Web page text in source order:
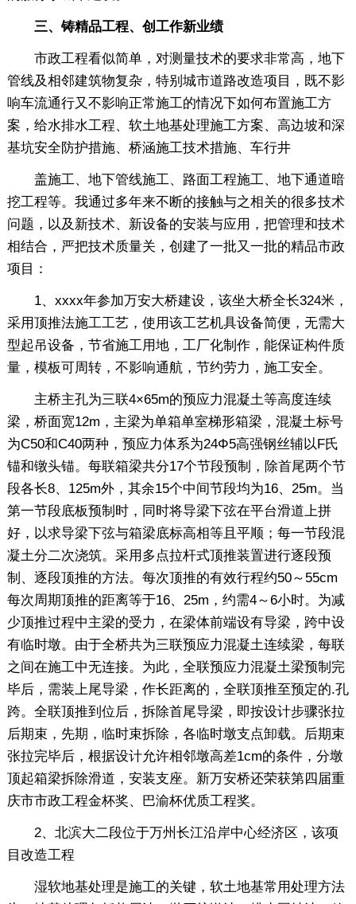
三、铸精品工程、创工作新业绩
市政工程看似简单，对测量技术的要求非常高，地下
管线及相邻建筑物复杂，特别城市道路改造项目，既不影
响车流通行又不影响正常施工的情况下如何布置施工方
案，给水排水工程、软土地基处理施工方案、高边坡和深
基坑安全防护措施、桥涵施工技术措施、车行井
盖施工、地下管线施工、路面工程施工、地下通道暗
挖工程等。我通过多年来不断的接触与之相关的很多技术
问题，以及新技术、新设备的安装与应用，把管理和技术
相结合，严把技术质量关，创建了一批又一批的精品市政
项目：
1、xxxx年参加万安大桥建设，该坐大桥全长324米，
采用顶推法施工工艺，使用该工艺机具设备简便，无需大
型起吊设备，节省施工用地，工厂化制作，能保证构件质
量，模板可周转，不影响通航，节约劳力，施工安全。
主桥主孔为三联4×65m的预应力混凝土等高度连续
梁，桥面宽12m，主梁为单箱单室梯形箱梁，混凝土标号
为C50和C40两种，预应力体系为24Φ5高强钢丝辅以F氏
锚和镦头锚。每联箱梁共分17个节段预制，除首尾两个节
段各长8、125m外，其余15个中间节段均为16、25m。当
第一节段底板预制时，同时将导梁下弦在平台滑道上拼
好，以求导梁下弦与箱梁底标高相等且平顺；每一节段混
凝土分二次浇筑。采用多点拉杆式顶推装置进行逐段预
制、逐段顶推的方法。每次顶推的有效行程约50～55cm
每次周期顶推的距离等于16、25m，约需4～6小时。为减
少顶推过程中主梁的受力，在梁体前端设有导梁，跨中设
有临时墩。由于全桥共为三联预应力混凝土连续梁，每联
之间在施工中无连接。为此，全联预应力混凝土梁预制完
毕后，需装上尾导梁，作长距离的，全联顶推至预定的.孔
跨。全联顶推到位后，拆除首尾导梁，即按设计步骤张拉
后期束，先期，临时束拆除，各临时墩支点卸载。后期束
张拉完毕后，根据设计允许相邻墩高差1cm的条件，分墩
顶起箱梁拆除滑道，安装支座。新万安桥还荣获第四届重
庆市市政工程金杯奖、巴渝杯优质工程奖。
2、北滨大二段位于万州长江沿岸中心经济区，该项
目改造工程
湿软地基处理是施工的关键，软土地基常用处理方法